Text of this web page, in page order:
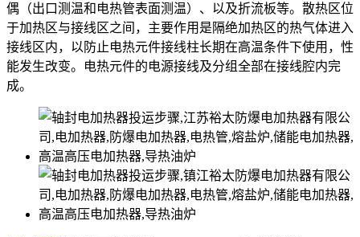
偶（出口测温和电热管表面测温）、以及折流板等。散热区位
于加热区与接线区之间，主要作用是隔绝加热区的热气体进入
接线区内，以防止电热元件接线柱长期在高温条件下使用，性
能发生改变。电热元件的电源接线及分组全部在接线腔内完
成。